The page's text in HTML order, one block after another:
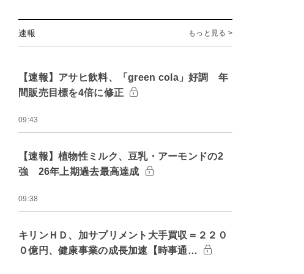
速報 もっと見る >
【速報】アサヒ飲料、「green cola」好調 年
間販売目標を4倍に修正
09:43
【速報】植物性ミルク、豆乳・アーモンドの2
強 26年上期過去最高達成
09:38
キリンＨＤ、加サプリメント大手買収＝２２０
０億円、健康事業の成長加速【時事通…